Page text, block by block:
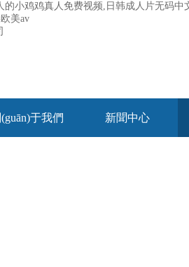
的小鸡鸡真人免费视频,日韩成人片无码
美av
于我們 新聞中心